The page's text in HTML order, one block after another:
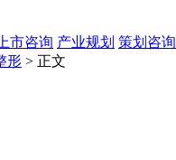
市咨询 产业规划 策划咨询
形 > 正文